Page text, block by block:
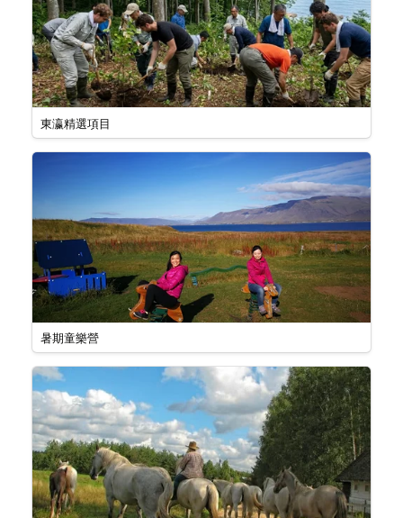
東瀛精選項目
暑期童樂營